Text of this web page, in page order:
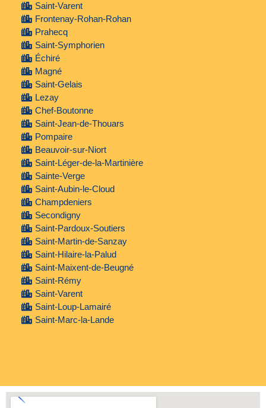
Saint-Varent
Frontenay-Rohan-Rohan
Prahecq
Saint-Symphorien
Échiré
Magné
Saint-Gelais
Lezay
Chef-Boutonne
Saint-Jean-de-Thouars
Pompaire
Beauvoir-sur-Niort
Saint-Léger-de-la-Martinière
Sainte-Verge
Saint-Aubin-le-Cloud
Champdeniers
Secondigny
Saint-Pardoux-Soutiers
Saint-Martin-de-Sanzay
Saint-Hilaire-la-Palud
Saint-Maixent-de-Beugné
Saint-Rémy
Saint-Varent
Saint-Loup-Lamairé
Saint-Marc-la-Lande